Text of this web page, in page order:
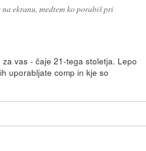
ekranu, medtem ko porabiš pri
vas - čaje 21-tega stoletja. Lepo
uporabljate comp in kje so